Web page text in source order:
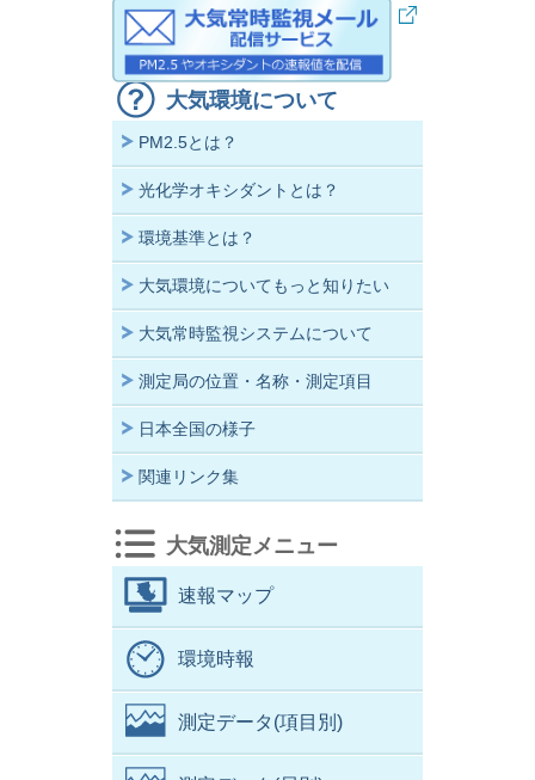
大気環境について
PM2.5とは？
光化学オキシダントとは？
環境基準とは？
大気環境についてもっと知りたい
大気常時監視システムについて
測定局の位置・名称・測定項目
日本全国の様子
関連リンク集
大気測定メニュー
速報マップ
環境時報
測定データ(項目別)